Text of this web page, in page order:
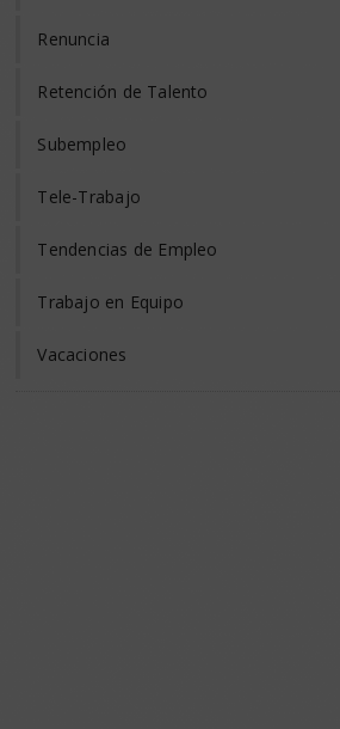
Renuncia
Retención de Talento
Subempleo
Tele-Trabajo
Tendencias de Empleo
Trabajo en Equipo
Vacaciones